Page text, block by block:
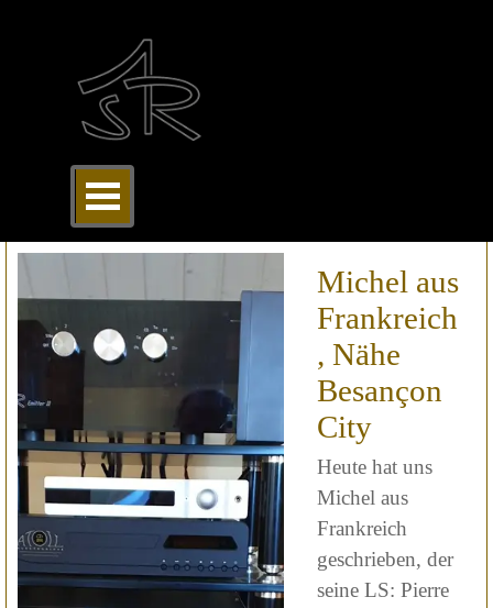
Menü überspringen
Michel aus
Frankreich
, Nähe
Besançon
City
Heute hat uns
Michel aus
Frankreich
geschrieben, der
seine LS: Pierre